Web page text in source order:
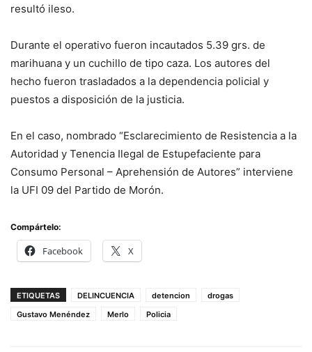
resultó ileso.
Durante el operativo fueron incautados 5.39 grs. de
marihuana y un cuchillo de tipo caza. Los autores del
hecho fueron trasladados a la dependencia policial y
puestos a disposición de la justicia.
En el caso, nombrado “Esclarecimiento de Resistencia a la
Autoridad y Tenencia Ilegal de Estupefaciente para
Consumo Personal – Aprehensión de Autores” interviene
la UFI 09 del Partido de Morón.
Compártelo:
Facebook X
ETIQUETAS DELINCUENCIA detencion
drogas
Gustavo Menéndez
Merlo Policia